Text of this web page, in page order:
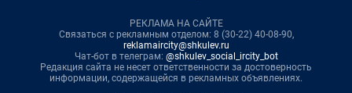
РЕКЛАМА НА САЙТЕ
Связаться с рекламным отделом: 8 (30-22) 40-08-90,
reklamaircity@shkulev.ru
Чат-бот в телеграм: @shkulev_social_ircity_bot
Редакция сайта не несет ответственности за достоверность
информации, содержащейся в рекламных объявлениях.